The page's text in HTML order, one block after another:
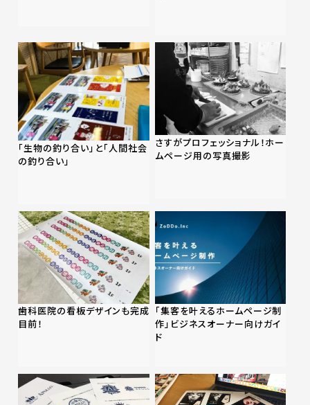
「生物の釣り合い」と「人間社会
の釣り合い」
さすがプロフェッショナル！ホー
ムページ用の写真撮影
歯科医院の看板デザインも完成
目前！
「集客を叶えるホームページ制
作」ビジネスオーナー向けガイ
ド